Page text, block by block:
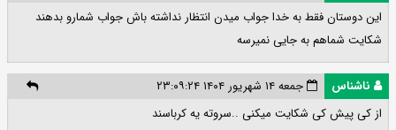
این دوستان فقط به خدا جواب میدن انتظار نداشته باش جواب شمارو بدهند
شکایت شماهم به جایی نمیرسه
ناشناس
جمعه ۱۴ شهریور ۱۴۰۴ ۲۳:۰۹:۲۴
از کی پیش کی شکایت میکنی ..سروته یه کرباسند